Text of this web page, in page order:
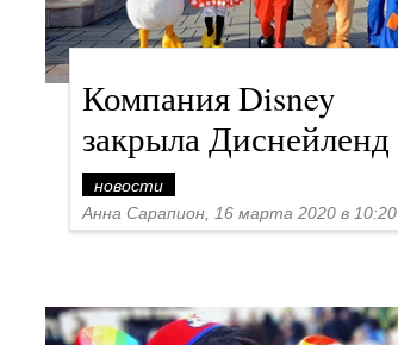
Компания Disney
закрыла Диснейленд
новости
Анна Сарапион, 16 марта 2020 в 10:20